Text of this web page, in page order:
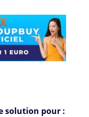
solution pour :